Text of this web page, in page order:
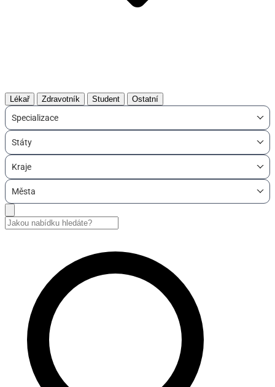
Lékař Zdravotník Student Ostatní
Specializace
Státy
Kraje
Města